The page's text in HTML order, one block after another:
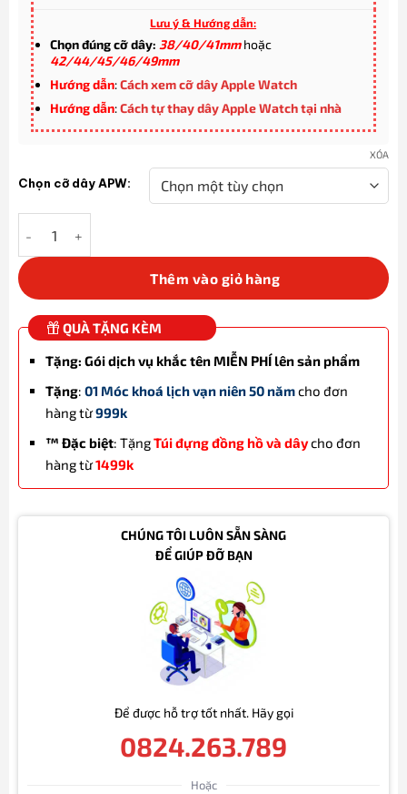
Lưu ý & Hướng dẫn:
Chọn đúng cỡ dây: 38/40/41mmhoặc
42/44/45/46/49mm
Hướng dẫn:Cách xem cỡ dây Apple Watch
Hướng dẫn:Cách tự thay dây Apple Watch tại nhà
Chọn cỡ dây APW:
XÓA
Thêm vào giỏ hàng
QUÀ TẶNG KÈM
Tặng: Gói dịch vụ khắc tên MIỄN PHÍ lên sản phẩm
Tặng:01 Móc khoá lịch vạn niên 50 nămcho đơn
hàng từ999k
™ Đặc biệt: TặngTúi đựng đồng hồ và dâycho đơn
hàng từ1499k
CHÚNG TÔI LUÔN SẴN SÀNG
ĐỂ GIÚP ĐỠ BẠN
Để được hỗ trợ tốt nhất. Hãy gọi
0824.263.789
Hoặc